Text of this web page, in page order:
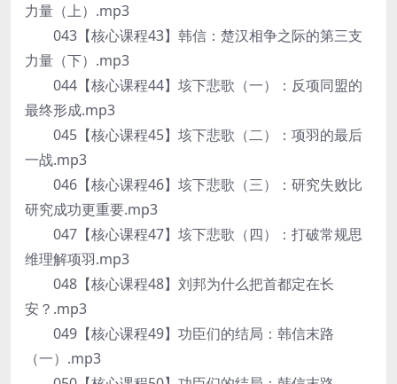
力量（上）.mp3
043【核心课程43】韩信：楚汉相争之际的第三支
力量（下）.mp3
044【核心课程44】垓下悲歌（一）：反项同盟的
最终形成.mp3
045【核心课程45】垓下悲歌（二）：项羽的最后
一战.mp3
046【核心课程46】垓下悲歌（三）：研究失败比
研究成功更重要.mp3
047【核心课程47】垓下悲歌（四）：打破常规思
维理解项羽.mp3
048【核心课程48】刘邦为什么把首都定在长
安？.mp3
049【核心课程49】功臣们的结局：韩信末路
（一）.mp3